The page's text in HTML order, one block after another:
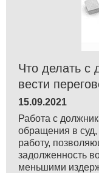
Что делать с
вести
15.09.2021
Работа с
обращения в
работу,
задолженность
меньшими